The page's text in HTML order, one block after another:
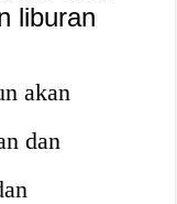
liburan
akan
dan